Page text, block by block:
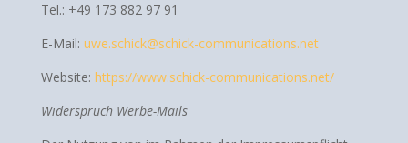
Tel.: +49 173 882 97 91
E-Mail: uwe.schick@schick-communications.net
Website: https://www.schick-communications.net/
Widerspruch Werbe-Mails